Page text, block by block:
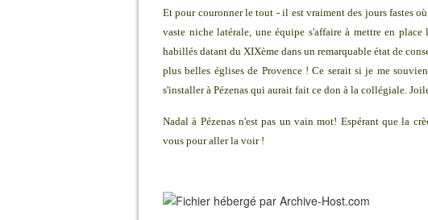
Et pour couronner le tout - il est vraiment des jours fastes
vaste niche latérale, une équipe s'affaire à mettre en
habillés datant du XIXème dans un remarquable état de
plus belles églises de Provence ! Ce serait si je me
s'installer à Pézenas qui aurait fait ce don à la collégiale.
Nadal à Pézenas n'est pas un vain mot! Espérant que la
vous pour aller la voir !